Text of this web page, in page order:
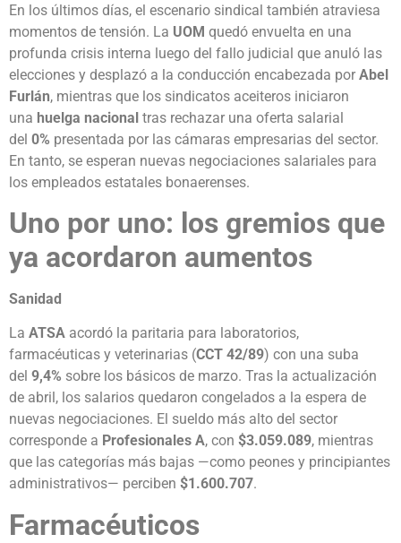
En los últimos días, el escenario sindical también atraviesa
momentos de tensión. La UOM quedó envuelta en una
profunda crisis interna luego del fallo judicial que anuló las
elecciones y desplazó a la conducción encabezada por Abel
Furlán, mientras que los sindicatos aceiteros iniciaron
una huelga nacional tras rechazar una oferta salarial
del 0% presentada por las cámaras empresarias del sector.
En tanto, se esperan nuevas negociaciones salariales para
los empleados estatales bonaerenses.
Uno por uno: los gremios que
ya acordaron aumentos
Sanidad
La ATSA acordó la paritaria para laboratorios,
farmacéuticas y veterinarias (CCT 42/89) con una suba
del 9,4% sobre los básicos de marzo. Tras la actualización
de abril, los salarios quedaron congelados a la espera de
nuevas negociaciones. El sueldo más alto del sector
corresponde a Profesionales A, con $3.059.089, mientras
que las categorías más bajas —como peones y principiantes
administrativos— perciben $1.600.707.
Farmacéuticos